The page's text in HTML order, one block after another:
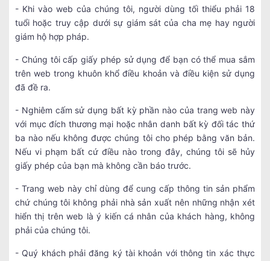
- Khi vào web của chúng tôi, người dùng tối thiểu phải 18
tuổi hoặc truy cập dưới sự giám sát của cha mẹ hay người
giám hộ hợp pháp.
- Chúng tôi cấp giấy phép sử dụng để bạn có thể mua sắm
trên web trong khuôn khổ điều khoản và điều kiện sử dụng
đã đề ra.
- Nghiêm cấm sử dụng bất kỳ phần nào của trang web này
với mục đích thương mại hoặc nhân danh bất kỳ đối tác thứ
ba nào nếu không được chúng tôi cho phép bằng văn bản.
Nếu vi phạm bất cứ điều nào trong đây, chúng tôi sẽ hủy
giấy phép của bạn mà không cần báo trước.
- Trang web này chỉ dùng để cung cấp thông tin sản phẩm
chứ chúng tôi không phải nhà sản xuất nên những nhận xét
hiển thị trên web là ý kiến cá nhân của khách hàng, không
phải của chúng tôi.
- Quý khách phải đăng ký tài khoản với thông tin xác thực